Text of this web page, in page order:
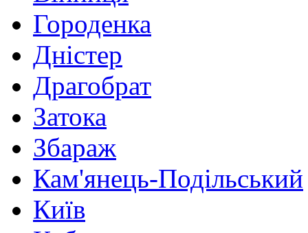
Городенка
Дністер
Драгобрат
Затока
Збараж
Кам'янець-Подільський
Київ